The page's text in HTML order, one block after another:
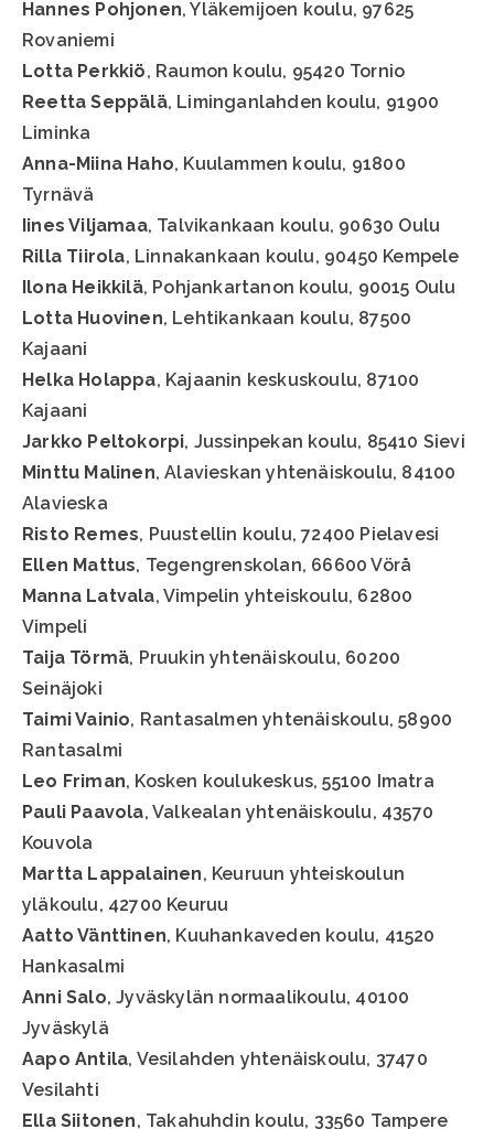
Hannes Pohjonen, Yläkemijoen koulu, 97625
Rovaniemi
Lotta Perkkiö, Raumon koulu, 95420 Tornio
Reetta Seppälä, Liminganlahden koulu, 91900
Liminka
Anna-Miina Haho, Kuulammen koulu, 91800
Tyrnävä
Iines Viljamaa, Talvikankaan koulu, 90630 Oulu
Rilla Tiirola, Linnakankaan koulu, 90450 Kempele
Ilona Heikkilä, Pohjankartanon koulu, 90015 Oulu
Lotta Huovinen, Lehtikankaan koulu, 87500
Kajaani
Helka Holappa, Kajaanin keskuskoulu, 87100
Kajaani
Jarkko Peltokorpi, Jussinpekan koulu, 85410 Sievi
Minttu Malinen, Alavieskan yhtenäiskoulu, 84100
Alavieska
Risto Remes, Puustellin koulu, 72400 Pielavesi
Ellen Mattus, Tegengrenskolan, 66600 Vörå
Manna Latvala, Vimpelin yhteiskoulu, 62800
Vimpeli
Taija Törmä, Pruukin yhtenäiskoulu, 60200
Seinäjoki
Taimi Vainio, Rantasalmen yhtenäiskoulu, 58900
Rantasalmi
Leo Friman, Kosken koulukeskus, 55100 Imatra
Pauli Paavola, Valkealan yhtenäiskoulu, 43570
Kouvola
Martta Lappalainen, Keuruun yhteiskoulun
yläkoulu, 42700 Keuruu
Aatto Vänttinen, Kuuhankaveden koulu, 41520
Hankasalmi
Anni Salo, Jyväskylän normaalikoulu, 40100
Jyväskylä
Aapo Antila, Vesilahden yhtenäiskoulu, 37470
Vesilahti
Ella Siitonen, Takahuhdin koulu, 33560 Tampere